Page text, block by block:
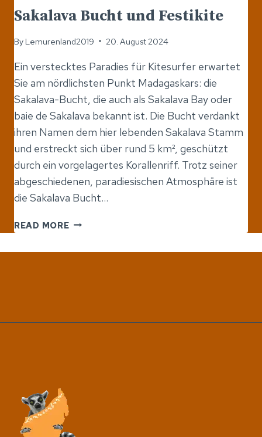
Sakalava Bucht und Festikite
By Lemurenland2019 20. August 2024
Ein verstecktes Paradies für Kitesurfer erwartet
Sie am nördlichsten Punkt Madagaskars: die
Sakalava-Bucht, die auch als Sakalava Bay oder
baie de Sakalava bekannt ist. Die Bucht verdankt
ihren Namen dem hier lebenden Sakalava Stamm
und erstreckt sich über rund 5 km², geschützt
durch ein vorgelagertes Korallenriff. Trotz seiner
abgeschiedenen, paradiesischen Atmosphäre ist
die Sakalava Bucht…
READ MORESAKALAVA
UND